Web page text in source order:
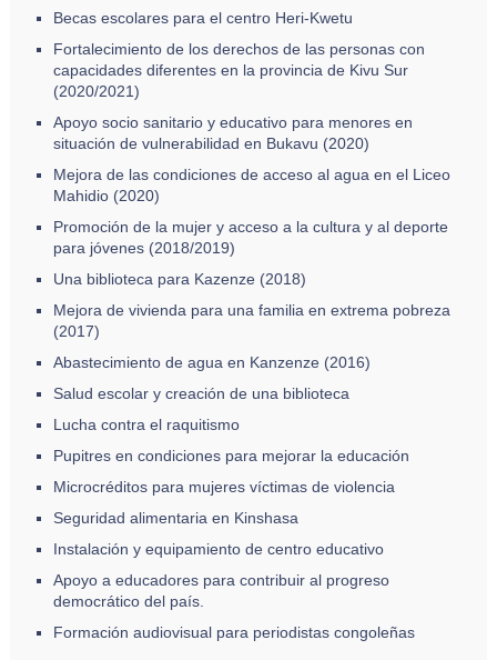
Becas escolares para el centro Heri-Kwetu
Fortalecimiento de los derechos de las personas con
capacidades diferentes en la provincia de Kivu Sur
(2020/2021)
Apoyo socio sanitario y educativo para menores en
situación de vulnerabilidad en Bukavu (2020)
Mejora de las condiciones de acceso al agua en el Liceo
Mahidio (2020)
Promoción de la mujer y acceso a la cultura y al deporte
para jóvenes (2018/2019)
Una biblioteca para Kazenze (2018)
Mejora de vivienda para una familia en extrema pobreza
(2017)
Abastecimiento de agua en Kanzenze (2016)
Salud escolar y creación de una biblioteca
Lucha contra el raquitismo
Pupitres en condiciones para mejorar la educación
Microcréditos para mujeres víctimas de violencia
Seguridad alimentaria en Kinshasa
Instalación y equipamiento de centro educativo
Apoyo a educadores para contribuir al progreso
democrático del país.
Formación audiovisual para periodistas congoleñas